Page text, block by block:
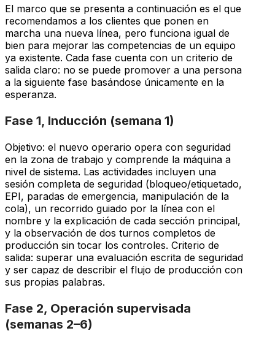
El marco que se presenta a continuación es el que
recomendamos a los clientes que ponen en
marcha una nueva línea, pero funciona igual de
bien para mejorar las competencias de un equipo
ya existente. Cada fase cuenta con un criterio de
salida claro: no se puede promover a una persona
a la siguiente fase basándose únicamente en la
esperanza.
Fase 1, Inducción (semana 1)
Objetivo: el nuevo operario opera con seguridad
en la zona de trabajo y comprende la máquina a
nivel de sistema. Las actividades incluyen una
sesión completa de seguridad (bloqueo/etiquetado,
EPI, paradas de emergencia, manipulación de la
cola), un recorrido guiado por la línea con el
nombre y la explicación de cada sección principal,
y la observación de dos turnos completos de
producción sin tocar los controles. Criterio de
salida: superar una evaluación escrita de seguridad
y ser capaz de describir el flujo de producción con
sus propias palabras.
Fase 2, Operación supervisada
(semanas 2–6)